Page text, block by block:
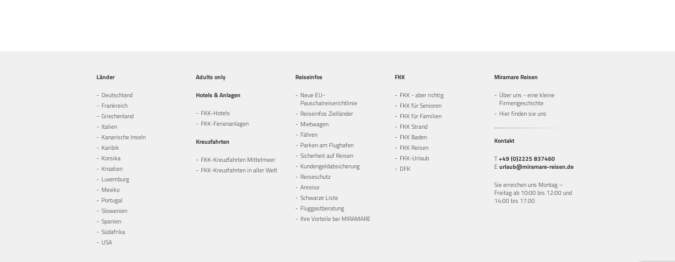
Länder
Deutschland
Frankreich
Griechenland
Italien
Kanarische Inseln
Karibik
Korsika
Kroatien
Luxemburg
Mexiko
Portugal
Slowenien
Spanien
Südafrika
USA
Adults only
Hotels & Anlagen
FKK-Hotels
FKK-Ferienanlagen
Kreuzfahrten
FKK-Kreuzfahrten Mittelmeer
FKK-Kreuzfahrten in aller Welt
Reiseinfos
Neue EU-
Pauschalreiserichtlinie
Reiseinfos Zielländer
Mietwagen
Fähren
Parken am Flughafen
Sicherheit auf Reisen
Kundengeldabsicherung
Reiseschutz
Anreise
Schwarze Liste
Fluggastberatung
Ihre Vorteile bei MIRAMARE
FKK
FKK - aber richtig
FKK für Senioren
FKK für Familien
FKK Strand
FKK Baden
FKK Reisen
FKK-Urlaub
DFK
Miramare Reisen
Über uns - eine kleine
Firmengeschichte
Hier finden sie uns
Kontakt
T+49 (0)2225 837460
E urlaub@miramare-reisen.de
Sie erreichen uns Montag –
Freitag ab 10:00 bis 12:00 und
14:00 bis 17.00